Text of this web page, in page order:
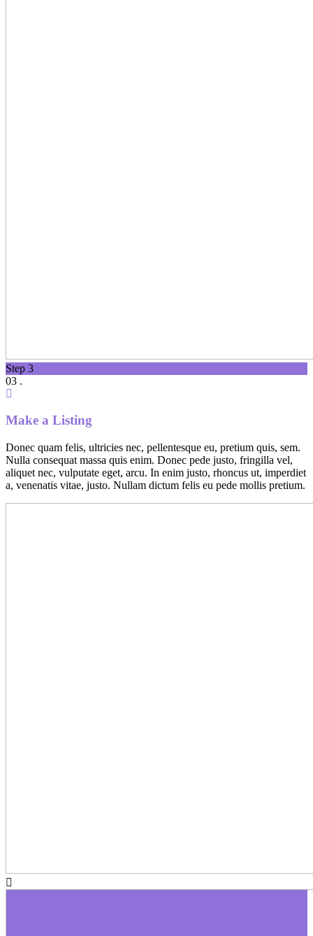
Step 3
03 .
Make a Listing
Donec quam felis, ultricies nec, pellentesque eu, pretium quis, sem.
Nulla consequat massa quis enim. Donec pede justo, fringilla vel,
aliquet nec, vulputate eget, arcu. In enim justo, rhoncus ut, imperdiet
a, venenatis vitae, justo. Nullam dictum felis eu pede mollis pretium.